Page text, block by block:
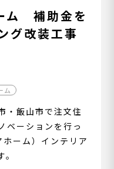
ム 補助金を
グ改装工事
ム
・飯山市で注文住
ベーションを行っ
ーム）インテリア